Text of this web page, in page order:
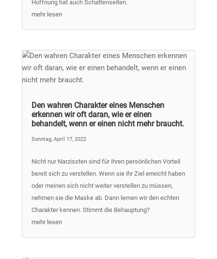
Hoffnung hat auch Schattenseiten.
mehr lesen
Den wahren Charakter eines Menschen
erkennen wir oft daran, wie er einen
behandelt, wenn er einen nicht mehr braucht.
Sonntag, April 17, 2022
Nicht nur Narzissten sind für ihren persönlichen Vorteil
bereit sich zu verstellen. Wenn sie ihr Ziel erreicht haben
oder meinen sich nicht weiter verstellen zu müssen,
nehmen sie die Maske ab. Dann lernen wir den echten
Charakter kennen. Stimmt die Behauptung?
mehr lesen